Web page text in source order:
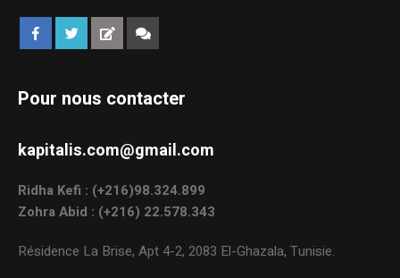
Pour nous contacter
kapitalis.com@gmail.com
Ridha Kefi : (+216)98.324.899
Zohra Abid : (+216) 22.578.343
Résidence La Brise, Apt 4-2, 2083 El-Ghazala, Tunisie.